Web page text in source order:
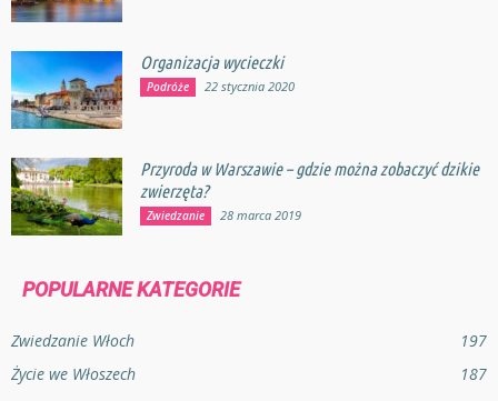
Organizacja wycieczki
Podróże 22 stycznia 2020
Przyroda w Warszawie – gdzie można zobaczyć dzikie
zwierzęta?
Zwiedzanie 28 marca 2019
POPULARNE KATEGORIE
Zwiedzanie Włoch
197
Życie we Włoszech
187